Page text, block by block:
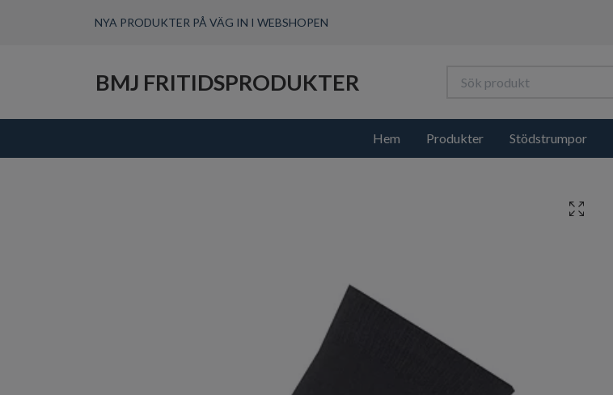
NYA PRODUKTER PÅ VÄG IN I WEBSHOPEN
BMJ FRITIDSPRODUKTER
Hem Produkter Stödstrumpor